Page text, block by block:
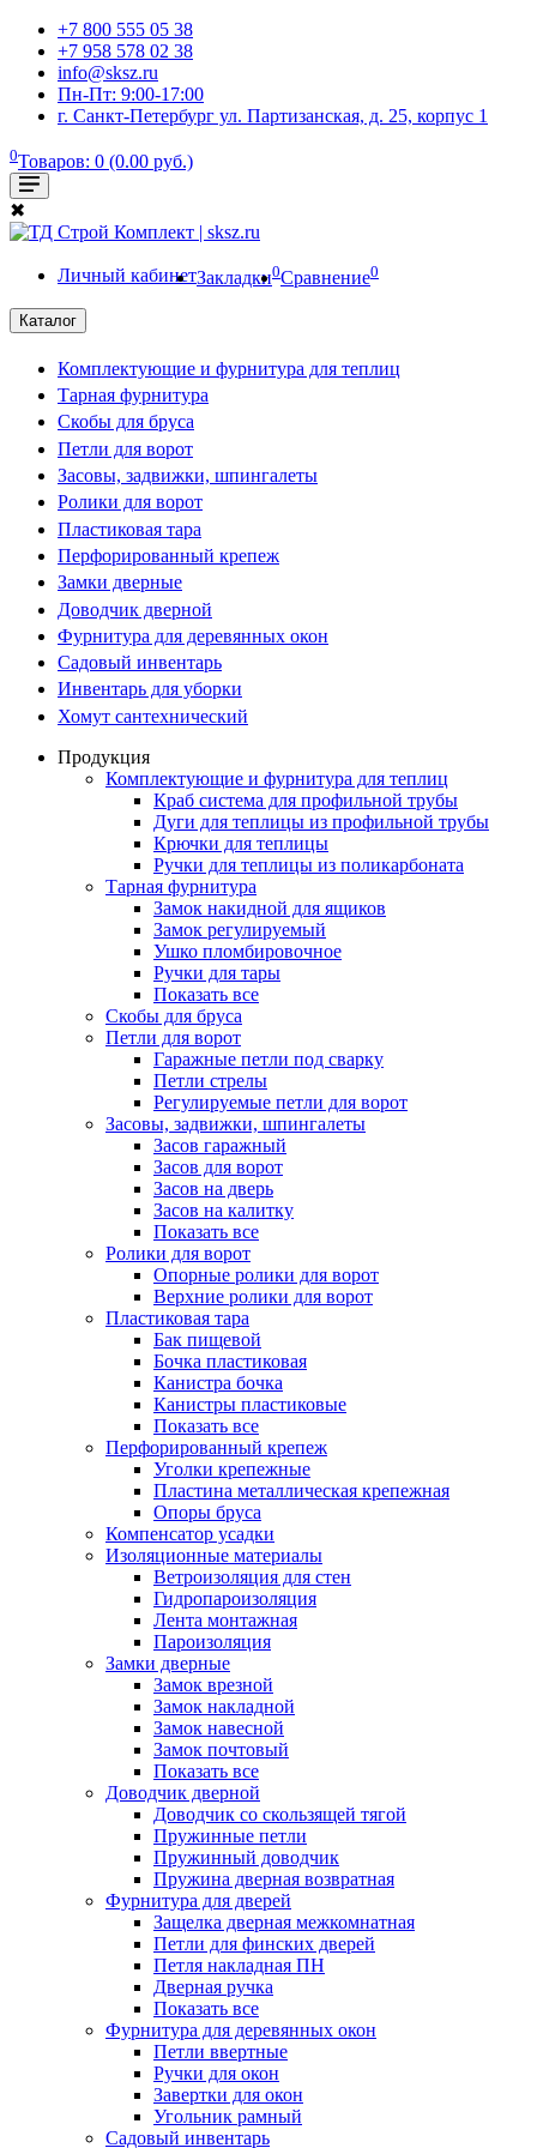
+7 800 555 05 38
+7 958 578 02 38
info@sksz.ru
Пн-Пт: 9:00-17:00
г. Санкт-Петербург ул. Партизанская, д. 25, корпус 1
0Товаров: 0 (0.00 руб.)
✖
Личный кабинетЗакладки0Сравнение0
Каталог
Комплектующие и фурнитура для теплиц
Тарная фурнитура
Скобы для бруса
Петли для ворот
Засовы, задвижки, шпингалеты
Ролики для ворот
Пластиковая тара
Перфорированный крепеж
Замки дверные
Доводчик дверной
Фурнитура для деревянных окон
Садовый инвентарь
Инвентарь для уборки
Хомут сантехнический
Продукция
Комплектующие и фурнитура для теплиц
Краб система для профильной трубы
Дуги для теплицы из профильной трубы
Крючки для теплицы
Ручки для теплицы из поликарбоната
Тарная фурнитура
Замок накидной для ящиков
Замок регулируемый
Ушко пломбировочное
Ручки для тары
Показать все
Скобы для бруса
Петли для ворот
Гаражные петли под сварку
Петли стрелы
Регулируемые петли для ворот
Засовы, задвижки, шпингалеты
Засов гаражный
Засов для ворот
Засов на дверь
Засов на калитку
Показать все
Ролики для ворот
Опорные ролики для ворот
Верхние ролики для ворот
Пластиковая тара
Бак пищевой
Бочка пластиковая
Канистра бочка
Канистры пластиковые
Показать все
Перфорированный крепеж
Уголки крепежные
Пластина металлическая крепежная
Опоры бруса
Компенсатор усадки
Изоляционные материалы
Ветроизоляция для стен
Гидропароизоляция
Лента монтажная
Пароизоляция
Замки дверные
Замок врезной
Замок накладной
Замок навесной
Замок почтовый
Показать все
Доводчик дверной
Доводчик со скользящей тягой
Пружинные петли
Пружинный доводчик
Пружина дверная возвратная
Фурнитура для дверей
Защелка дверная межкомнатная
Петли для финских дверей
Петля накладная ПН
Дверная ручка
Показать все
Фурнитура для деревянных окон
Петли ввертные
Ручки для окон
Завертки для окон
Угольник рамный
Садовый инвентарь